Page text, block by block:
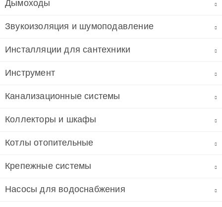
Дымоходы
Звукоизоляция и шумоподавление
Инсталляции для сантехники
Инструмент
Канализационные системы
Коллекторы и шкафы
Котлы отопительные
Крепежные системы
Насосы для водоснабжения